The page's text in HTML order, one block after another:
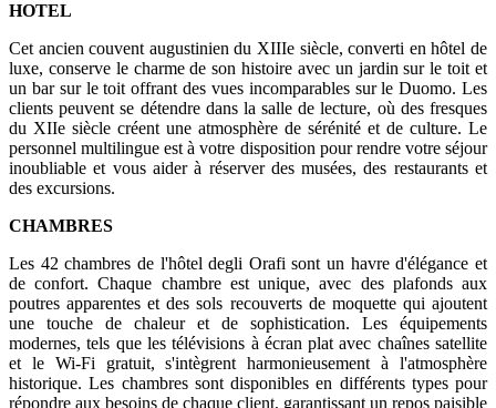
HOTEL
Cet ancien couvent augustinien du XIIIe siècle, converti en hôtel de
luxe, conserve le charme de son histoire avec un jardin sur le toit et
un bar sur le toit offrant des vues incomparables sur le Duomo. Les
clients peuvent se détendre dans la salle de lecture, où des fresques
du XIIe siècle créent une atmosphère de sérénité et de culture. Le
personnel multilingue est à votre disposition pour rendre votre séjour
inoubliable et vous aider à réserver des musées, des restaurants et
des excursions.
CHAMBRES
Les 42 chambres de l'hôtel degli Orafi sont un havre d'élégance et
de confort. Chaque chambre est unique, avec des plafonds aux
poutres apparentes et des sols recouverts de moquette qui ajoutent
une touche de chaleur et de sophistication. Les équipements
modernes, tels que les télévisions à écran plat avec chaînes satellite
et le Wi-Fi gratuit, s'intègrent harmonieusement à l'atmosphère
historique. Les chambres sont disponibles en différents types pour
répondre aux besoins de chaque client, garantissant un repos paisible